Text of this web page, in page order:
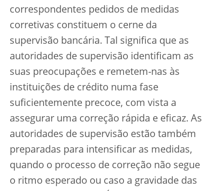
correspondentes pedidos de medidas
corretivas constituem o cerne da
supervisão bancária. Tal significa que as
autoridades de supervisão identificam as
suas preocupações e remetem-nas às
instituições de crédito numa fase
suficientemente precoce, com vista a
assegurar uma correção rápida e eficaz. As
autoridades de supervisão estão também
preparadas para intensificar as medidas,
quando o processo de correção não segue
o ritmo esperado ou caso a gravidade das